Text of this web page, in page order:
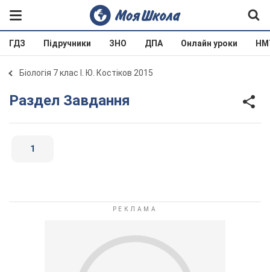
ГДЗ Підручники ЗНО ДПА Онлайн уроки
Біологія 7 клас І. Ю. Костіков 2015
Раздел Завдання
1